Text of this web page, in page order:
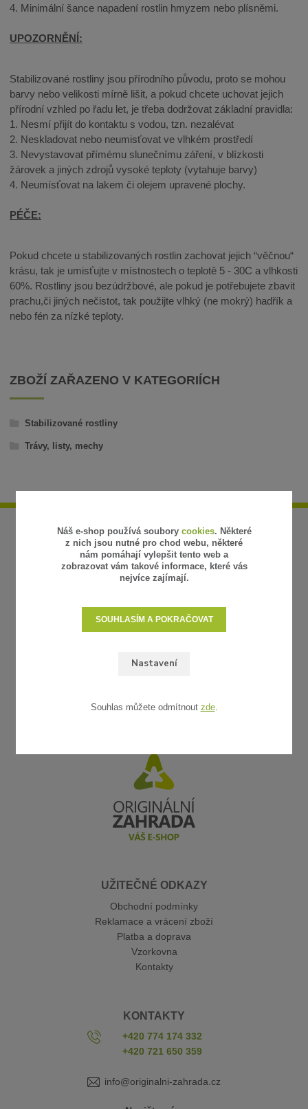
4. Minimální šance napadení rostlin hmyzem nebo plísněmi.
UPOZORNĚNÍ:
Stabilizované rostliny jsou přírodního původu, proto se mohou
barvy nebo velikosti mírně lišit, a pokud chcete uchovat jejich
přírodní vzhled po řadu let, je třeba dodržovat základní pravidla:
1. Nesmí přijít do kontaktu s vodou, tzn. nezalévat
2. Neskladovat nebo neumisťovat ve vlhkém prostředí
3. Nevystavovat přímému slunečnímu záření, v blízkosti
žárovek a jiných zdrojů vysoké teploty (vytahuje barvy)
4. Neumísťovat na lakem či olejem upravené plochy.
PÉČE:
Pokud chcete u stabilizovaných rostlin zachovat jejich “věčnou“
krásu, tak je umisťujte v místnostech o teplotě 5 - 30C a vlhkosti
60%. Rostliny jsou bezúdržbové, ale pokud je potřebujete zbavit
prachu,či jiných nečistot, tak použijte vlhký (ne mokrý) hadřík a
nebo fén za nízké teploty.
ZBOŽÍ ZAŘAZENO V KATEGORIÍCH
Stabilizované rostliny
Trávy, listy, mechy
UŽITEČNÉ ODKAZY
Obchodní podmínky
Reklamace a vrácení zboží
Platba a doprava
Vzorkovna
Kontakty
KONTAKTY
+420 774 174 332
+420 721 650 359
info@originalni-zahrada.cz
Náš e-shop používá soubory cookies. Některé
z nich jsou nutné pro chod webu, některé
nám pomáhají vylepšit tento web a
zobrazovat vám takové informace, které vás
nejvíce zajímají.
Nastavení
SOUHLASÍM A POKRAČOVAT
Souhlas můžete odmítnout zde.